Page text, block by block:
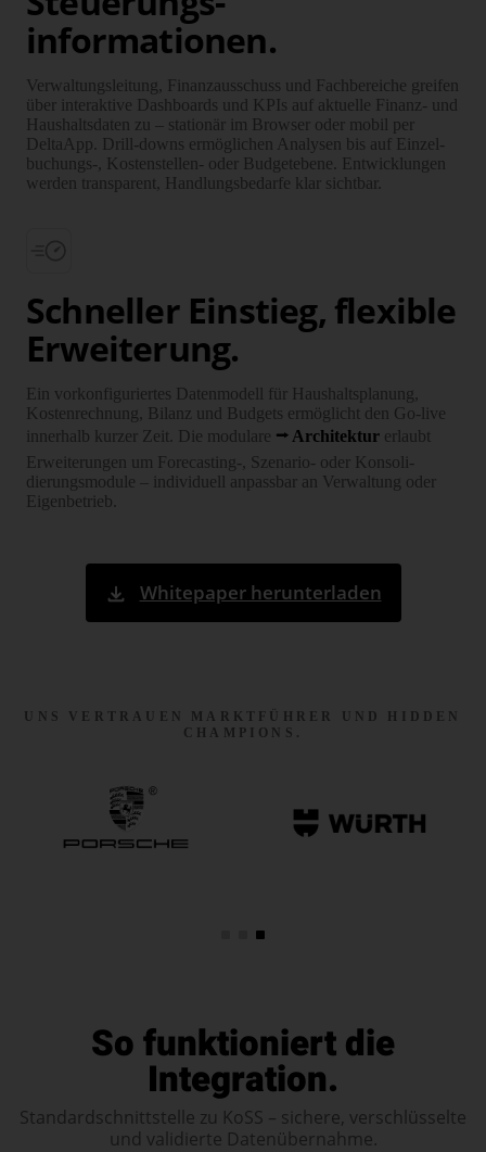
informationen.
Verwaltungsleitung, Finanz­ausschuss und Fach­bereiche greifen
über interaktive Dashboards und KPIs auf aktuelle Finanz- und
Haus­halts­daten zu – stationär im Browser oder mobil per
DeltaApp. Drill-downs ermöglichen Analysen bis auf Einzel­
buchungs-, Kostenstellen- oder Budget­ebene. Entwicklungen
werden trans­parent, Handlungs­bedarfe klar sichtbar.
Schneller Einstieg, flexible
Erweiterung.
Ein vorkonfiguriertes Daten­modell für Haushalts­planung,
Kosten­rechnung, Bilanz und Budgets ermöglicht den Go-live
innerhalb kurzer Zeit. Die modulare
Architektur erlaubt
Erwei­terungen um Forecasting-, Szenario- oder Konsoli­
dierungs­module – individuell anpassbar an Verwaltung oder
Eigenbetrieb.
Whitepaper herunterladen
UNS VERTRAUEN MARKTFÜHRER UND HIDDEN
CHAMPIONS.
So funktioniert die
Integration.
Standardschnittstelle zu KoSS – sichere, verschlüsselte
und validierte Datenübernahme.